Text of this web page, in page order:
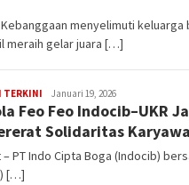
menyelimuti keluarga
meraih gelar juara […]
TERKINI DSJanuari 19, 2026
Feo Feo Indocib–UKR
Solidaritas
– PT Indo Cipta Boga (Indocib)
[…]